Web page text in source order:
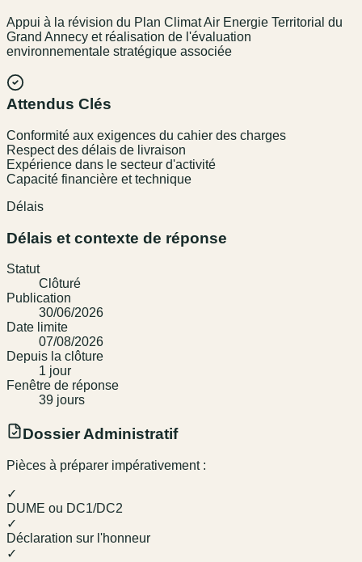
Appui à la révision du Plan Climat Air Energie Territorial du
Grand Annecy et réalisation de l'évaluation
environnementale stratégique associée
Attendus Clés
Conformité aux exigences du cahier des charges
Respect des délais de livraison
Expérience dans le secteur d'activité
Capacité financière et technique
Délais
Délais et contexte de réponse
Statut
Clôturé
Publication
30/06/2026
Date limite
07/08/2026
Depuis la clôture
1 jour
Fenêtre de réponse
39 jours
Dossier Administratif
Pièces à préparer impérativement :
✓
DUME ou DC1/DC2
✓
Déclaration sur l'honneur
✓